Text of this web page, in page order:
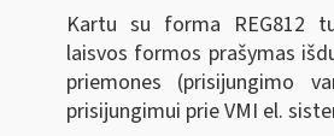
Kartu su forma REG812
laisvos formos prašymas
priemones (prisijungimo
prisijungimui prie VMI el.